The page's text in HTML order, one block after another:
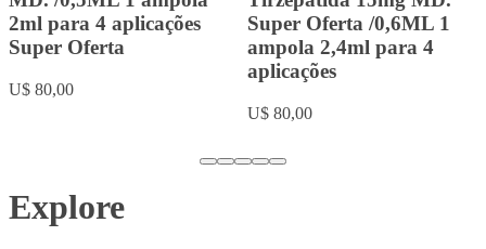
Testosterona 250mg com
10ml
U$ 18,00
U$ 20,00
Explore